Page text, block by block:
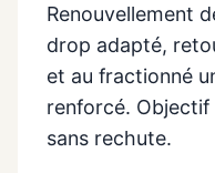
Renouvellement
drop adapté,
et au fractionné
renforcé.
sans rechute.